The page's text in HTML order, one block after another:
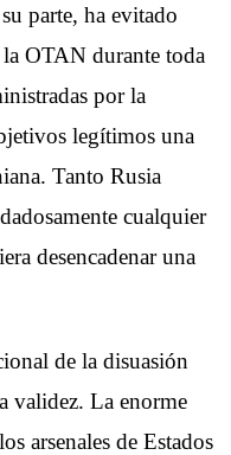
parte, ha evitado
OTAN durante toda
por la
legítimos una
Tanto Rusia
cualquier
desencadenar una
de la disuasión
validez. La enorme
arsenales de Estados